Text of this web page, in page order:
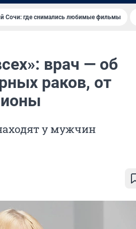
Сочи: где снимались любимые фильмы
врач — об
раков, от
у мужчин